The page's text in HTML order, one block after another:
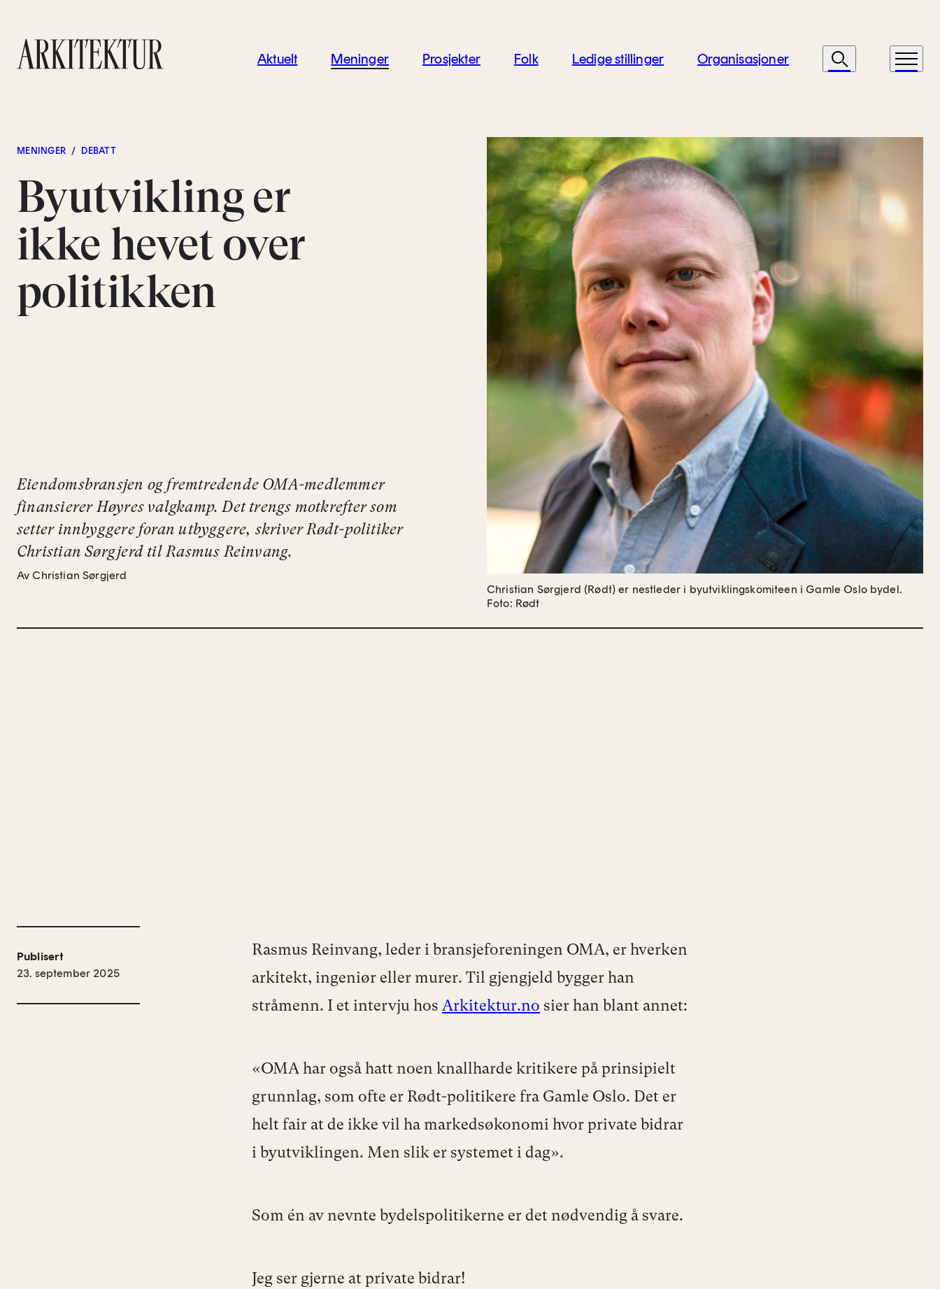
Aktuelt Meninger Prosjekter Folk Ledige stillinger Organisasjoner Søk Meny
MENINGER / DEBATT
Byutvikling er
ikke hevet over
politikken
Eiendomsbransjen og fremtredende OMA-medlemmer
finansierer Høyres valgkamp. Det trengs motkrefter som
setter innbyggere foran utbyggere, skriver Rødt-politiker
Christian Sørgjerd til Rasmus Reinvang.
Av Christian Sørgjerd
Christian Sørgjerd (Rødt) er nestleder i byutviklingskomiteen i Gamle Oslo bydel.
Foto: Rødt
Publisert
23. september 2025
Rasmus Reinvang, leder i bransjeforeningen OMA, er hverken
arkitekt, ingeniør eller murer. Til gjengjeld bygger han
stråmenn. I et intervju hos Arkitektur.no sier han blant annet:
«OMA har også hatt noen knallharde kritikere på prinsipielt
grunnlag, som ofte er Rødt-politikere fra Gamle Oslo. Det er
helt fair at de ikke vil ha markedsøkonomi hvor private bidrar
i byutviklingen. Men slik er systemet i dag».
Som én av nevnte bydelspolitikerne er det nødvendig å svare.
Jeg ser gjerne at private bidrar!